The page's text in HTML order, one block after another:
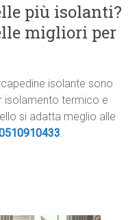
più isolanti?
migliori per
isolante sono
isolamento termico e
si adatta meglio alle
.